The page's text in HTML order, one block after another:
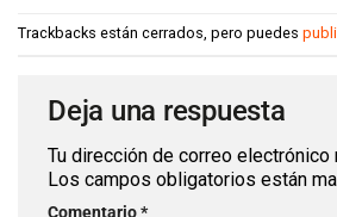
Trackbacks están cerrados, pero puedes
Deja una respuesta
Tu dirección de correo electrónico
Los campos obligatorios están
Comentario*